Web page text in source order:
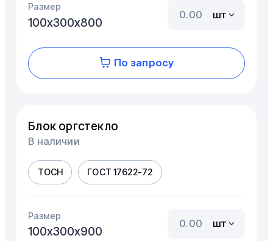
Размер
100х300х800
шт
По запросу
Блок оргстекло
В наличии
ТОСН ГОСТ 17622-72
Размер
100х300х900
шт